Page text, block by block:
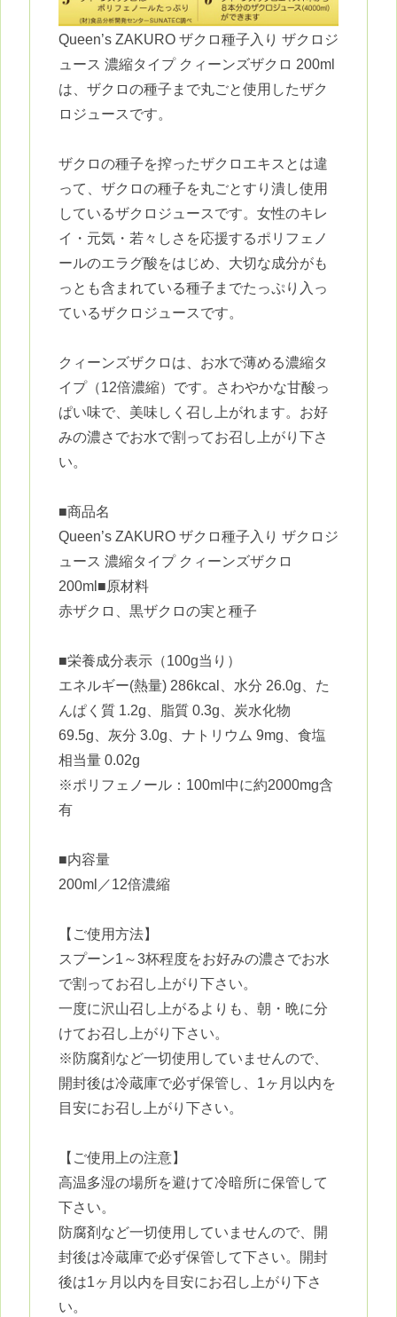
Queen’s ZAKURO ザクロ種子入り ザクロジ
ュース 濃縮タイプ クィーンズザクロ 200ml
は、ザクロの種子まで丸ごと使用したザク
ロジュースです。
ザクロの種子を搾ったザクロエキスとは違
って、ザクロの種子を丸ごとすり潰し使用
しているザクロジュースです。女性のキレ
イ・元気・若々しさを応援するポリフェノ
ールのエラグ酸をはじめ、大切な成分がも
っとも含まれている種子までたっぷり入っ
ているザクロジュースです。
クィーンズザクロは、お水で薄める濃縮タ
イプ（12倍濃縮）です。さわやかな甘酸っ
ぱい味で、美味しく召し上がれます。お好
みの濃さでお水で割ってお召し上がり下さ
い。
■商品名
Queen’s ZAKURO ザクロ種子入り ザクロジ
ュース 濃縮タイプ クィーンズザクロ
200ml■原材料
赤ザクロ、黒ザクロの実と種子
■栄養成分表示（100g当り）
エネルギー(熱量) 286kcal、水分 26.0g、た
んぱく質 1.2g、脂質 0.3g、炭水化物
69.5g、灰分 3.0g、ナトリウム 9mg、食塩
相当量 0.02g
※ポリフェノール：100ml中に約2000mg含
有
■内容量
200ml／12倍濃縮
【ご使用方法】
スプーン1～3杯程度をお好みの濃さでお水
で割ってお召し上がり下さい。
一度に沢山召し上がるよりも、朝・晩に分
けてお召し上がり下さい。
※防腐剤など一切使用していませんので、
開封後は冷蔵庫で必ず保管し、1ヶ月以内を
目安にお召し上がり下さい。
【ご使用上の注意】
高温多湿の場所を避けて冷暗所に保管して
下さい。
防腐剤など一切使用していませんので、開
封後は冷蔵庫で必ず保管して下さい。開封
後は1ヶ月以内を目安にお召し上がり下さ
い。